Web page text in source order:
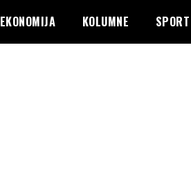
EKONOMIJA KOLUMNE SPORT